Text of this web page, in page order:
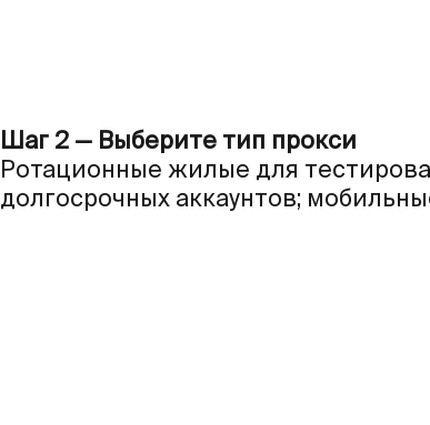
Шаг 2 — Выберите тип прокси
Ротационные жилые для
долгосрочных аккаунтов;